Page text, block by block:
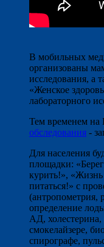
В мобильных
организованы
исследования, а
«Женское
лабораторного
Тем временем
обследования -
Для населения
площадки:
курить!», «Жизнь
питаться!» с
(антропометрия,
определение
АД, холестерина,
смокелайзере,
спирографе,